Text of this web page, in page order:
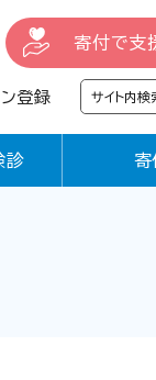
寄付で支
登録
診 寄